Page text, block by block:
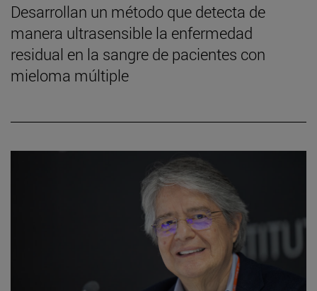
Desarrollan un método que detecta de
manera ultrasensible la enfermedad
residual en la sangre de pacientes con
mieloma múltiple